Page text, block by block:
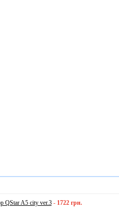
QStar A5 city ver.3- 1722 грн.